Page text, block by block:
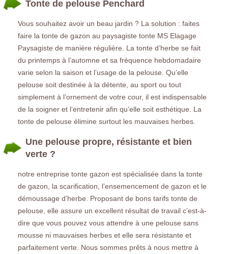
Tonte de pelouse Penchard
Vous souhaitez avoir un beau jardin ? La solution : faites
faire la tonte de gazon au paysagiste tonte MS Elagage
Paysagiste de manière régulière. La tonte d’herbe se fait
du printemps à l’automne et sa fréquence hebdomadaire
varie selon la saison et l’usage de la pelouse. Qu’elle
pelouse soit destinée à la détente, au sport ou tout
simplement à l’ornement de votre cour, il est indispensable
de la soigner et l’entretenir afin qu’elle soit esthétique. La
tonte de pelouse élimine surtout les mauvaises herbes.
Une pelouse propre, résistante et bien
verte ?
notre entreprise tonte gazon est spécialisée dans la tonte
de gazon, la scarification, l’ensemencement de gazon et le
démoussage d’herbe. Proposant de bons tarifs tonte de
pelouse, elle assure un excellent résultat de travail c’est-à-
dire que vous pouvez vous attendre à une pelouse sans
mousse ni mauvaises herbes et elle sera résistante et
parfaitement verte. Nous sommes prêts à nous mettre à